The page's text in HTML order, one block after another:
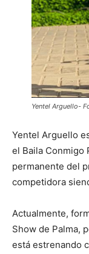
Yentel Arguello-
Yentel Arguello
el Baila Conmigo
permanente del
competidora
Actualmente,
Show de Palma,
está estrenando